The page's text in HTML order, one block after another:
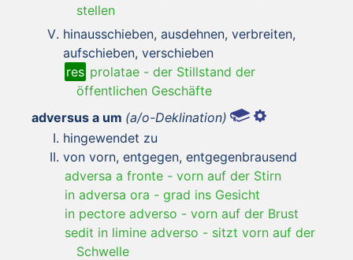
stellen
hinausschieben, ausdehnen, verbreiten,
aufschieben, verschieben
res prolatae - der Stillstand der
öffentlichen Geschäfte
adversus a um (a/o-Deklination)
hingewendet zu
von vorn, entgegen, entgegenbrausend
adversa a fronte - vorn auf der Stirn
in adversa ora - grad ins Gesicht
in pectore adverso - vorn auf der Brust
sedit in limine adverso - sitzt vorn auf der
Schwelle